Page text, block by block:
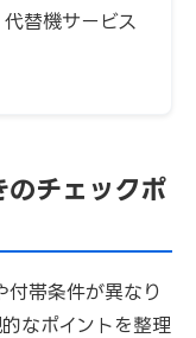
替機サービス
チェックポ
付帯条件が異なり
なポイントを整理